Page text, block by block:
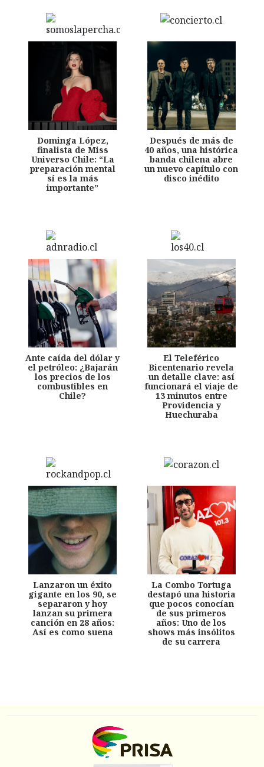
Dominga López,
finalista de Miss
Universo Chile: “La
preparación mental
sí es la más
importante”
Después de más de
40 años, una histórica
banda chilena abre
un nuevo capítulo con
disco inédito
Ante caída del dólar y
el petróleo: ¿Bajarán
los precios de los
combustibles en
Chile?
El Teleférico
Bicentenario revela
un detalle clave: así
funcionará el viaje de
13 minutos entre
Providencia y
Huechuraba
Lanzaron un éxito
gigante en los 90, se
separaron y hoy
lanzan su primera
canción en 28 años:
Así es como suena
La Combo Tortuga
destapó una historia
que pocos conocían
de sus primeros
años: Uno de los
shows más insólitos
de su carrera